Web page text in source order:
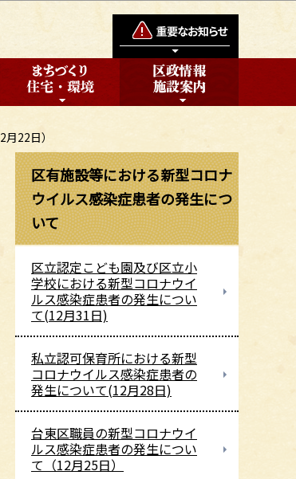
22日）
区有施設等における新型コロナ
ウイルス感染症患者の発生につ
いて
区立認定こども園及び区立小
学校における新型コロナウイ
ルス感染症患者の発生につい
て(12月31日)
私立認可保育所における新型
コロナウイルス感染症患者の
発生について(12月28日)
台東区職員の新型コロナウイ
ルス感染症患者の発生につい
て（12月25日）